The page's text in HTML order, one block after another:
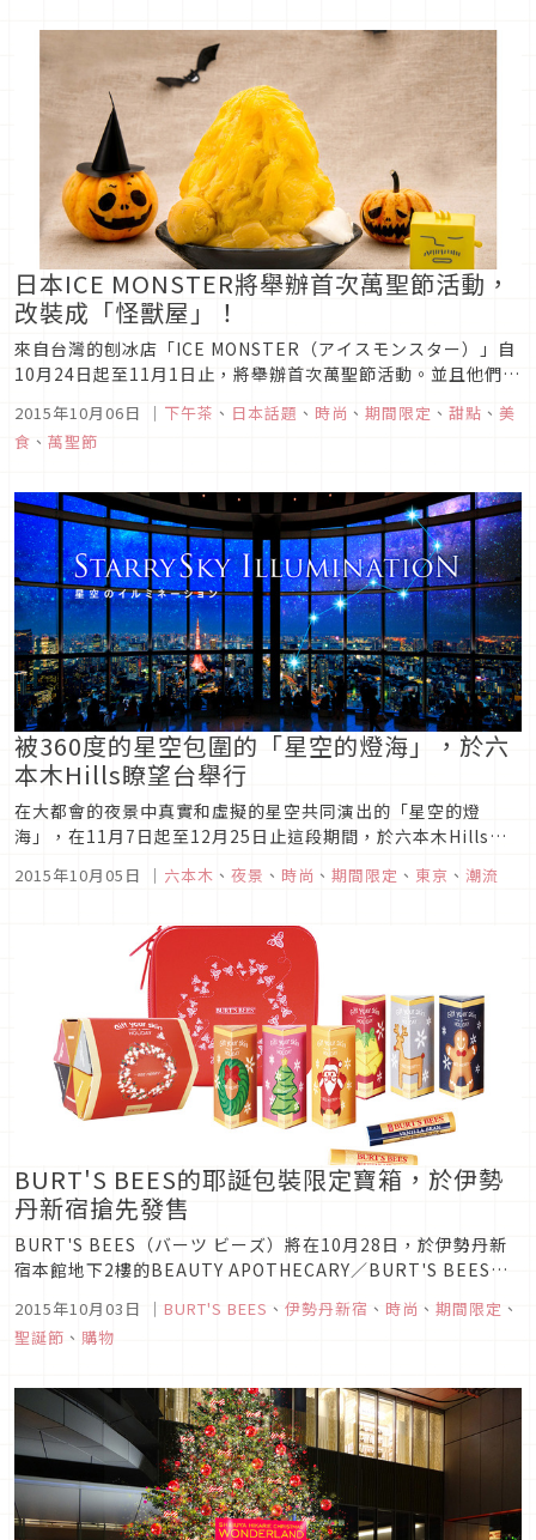
日本ICE MONSTER將舉辦首次萬聖節活動，
改裝成「怪獸屋」！
來自台灣的刨冰店「ICE MONSTER（アイスモンスター）」自
10月24日起至11月1日止，將舉辦首次萬聖節活動。並且他們也
宣布自10月9日起，將發售秋季日本限定品項「杏仁刨冰」（含
稅1,200日圓）。10月24日起將開始的ICE MONSTER首次萬聖
節活動於期間中，店內會變貌成為萬聖節模樣的「...
2015年10月06日 ｜ 下午茶 、 日本話題 、 時尚 、 期間限定 、 甜點 、 美
食 、 萬聖節
被360度的星空包圍的「星空的燈海」，於六
本木Hills瞭望台舉行
在大都會的夜景中真實和虛擬的星空共同演出的「星空的燈
海」，在11月7日起至12月25日止這段期間，於六本木Hills瞭
望台「東京CITY VIEW」舉行。創造出超級天象儀
「MEGASTAR（メガスター）」的大平貴之所監製的天象儀專
星空無限延伸的...
2015年10月05日 ｜ 六本木 、 夜景 、 時尚 、 期間限定 、 東京 、 潮流
BURT'S BEES的耶誕包裝限定寶箱，於伊勢
丹新宿搶先發售
BURT'S BEES（バーツ ビーズ）將在10月28日，於伊勢丹新
宿本館地下2樓的BEAUTY APOTHECARY／BURT'S BEES搶
圓），是以配合耶誕季節的限定設計包裝來包裹、內含最賣的基
本款單品組合的商品。耶誕風的盒子中，...
2015年10月03日 ｜ BURT'S BEES 、 伊勢丹新宿 、 時尚 、 期間限定 、
聖誕節 、 購物